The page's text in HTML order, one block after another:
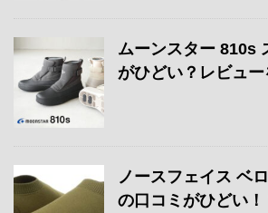
ムーンスター 810s
がひどい？レビュー
ノースフェイス ベ
の口コミがひどい！